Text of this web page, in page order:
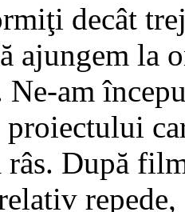
decât
ajungem la
Ne-am
râs. După